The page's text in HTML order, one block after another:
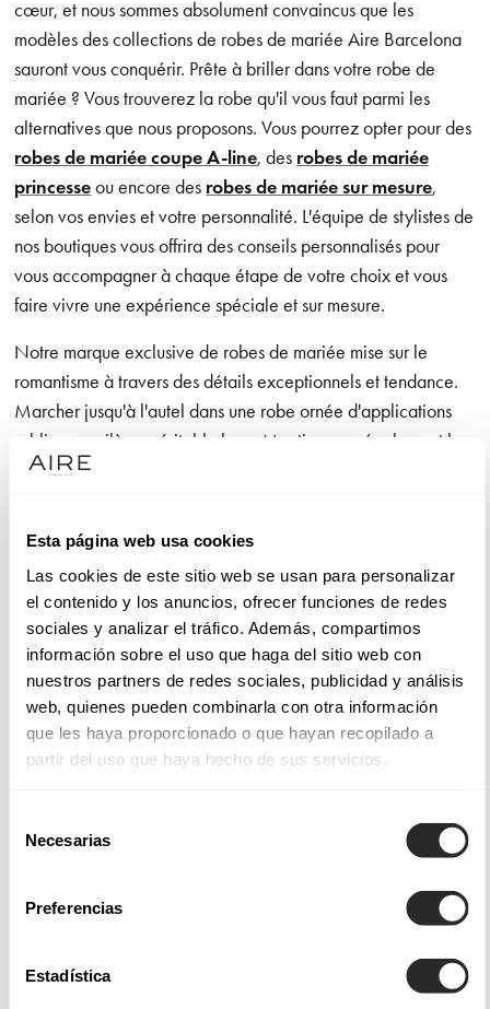
Esta página web usa cookies
Las cookies de este sitio web se usan para personalizar
el contenido y los anuncios, ofrecer funciones de redes
sociales y analizar el tráfico. Además, compartimos
información sobre el uso que haga del sitio web con
nuestros partners de redes sociales, publicidad y análisis
web, quienes pueden combinarla con otra información
que les haya proporcionado o que hayan recopilado a
partir del uso que haya hecho de sus servicios.
Necesarias
Preferencias
Estadística
cœur, et nous sommes absolument convaincus que les
modèles des collections de robes de mariée Aire Barcelona
sauront vous conquérir. Prête à briller dans votre robe de
mariée ? Vous trouverez la robe qu'il vous faut parmi les
alternatives que nous proposons. Vous pourrez opter pour des
robes de mariée coupe A-line, des robes de mariée
princesseou encore des robes de mariée sur mesure,
selon vos envies et votre personnalité. L'équipe de stylistes de
nos boutiques vous offrira des conseils personnalisés pour
vous accompagner à chaque étape de votre choix et vous
faire vivre une expérience spéciale et sur mesure.
Notre marque exclusive de robes de mariée mise sur le
romantisme à travers des détails exceptionnels et tendance.
Marcher jusqu'à l'autel dans une robe ornée d'applications
sublimes, voilà un véritable luxe. Mentionnons également les
designs aux lignes épurées qui offrent à la mariée une grande
tissus nobles utilisés pour chaque modèle, un régal pour la
Tissus et styles de nos robes de mariée
Les robes de mariée Aire Barcelona intègrent des finitions et
des applications qui permettent de créer des modèles
magnifiques et saisissants, telles lesrobes de mariée de
coupe sirène, ajustées du bustier jusqu'aux hanches, afin
Barcelona, Aire Boho, Aire Royale et Aire Diamond, vous
mais également des tissus légers soigneusement sélectionnés
qui offrent un tombé fluide ou des dentelles subtiles pour